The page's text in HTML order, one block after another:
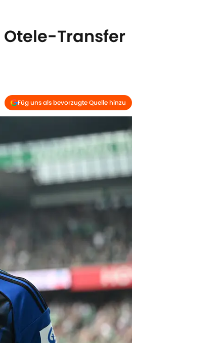
Otele-Transfer
Füg uns als bevorzugte Quelle hinzu